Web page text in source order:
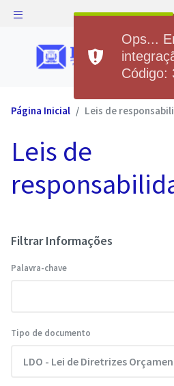
Página Inicial Leis de
Leis de
Filtrar Informações
Palavra-chave
Tipo de documento
Ops...
Código: